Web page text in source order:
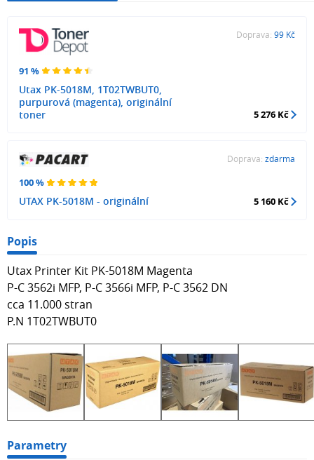
91 %
Utax PK-5018M, 1T02TWBUT0,
purpurová (magenta), originální
toner
Doprava: 99 Kč
5 276 Kč
100 %
UTAX PK-5018M - originální
Doprava: zdarma
5 160 Kč
Popis
Utax Printer Kit PK-5018M Magenta
P-C 3562i MFP, P-C 3566i MFP, P-C 3562 DN
cca 11.000 stran
P.N 1T02TWBUT0
Parametry